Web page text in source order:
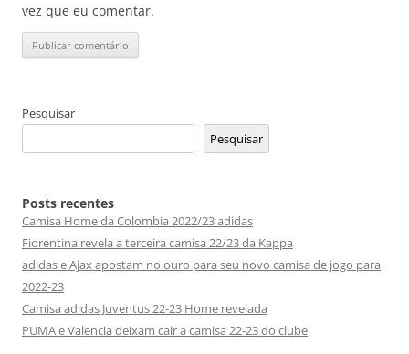
vez que eu comentar.
Pesquisar
Pesquisar
Posts recentes
Camisa Home da Colombia 2022/23 adidas
Fiorentina revela a terceira camisa 22/23 da Kappa
adidas e Ajax apostam no ouro para seu novo camisa de jogo para
2022-23
Camisa adidas Juventus 22-23 Home revelada
PUMA e Valencia deixam cair a camisa 22-23 do clube